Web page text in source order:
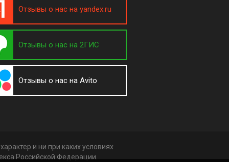
Отзывы о нас на yandex.ru
Отзывы о нас на 2ГИС
Отзывы о нас на Avito
и ни при каких условиях
Российской Федерации.